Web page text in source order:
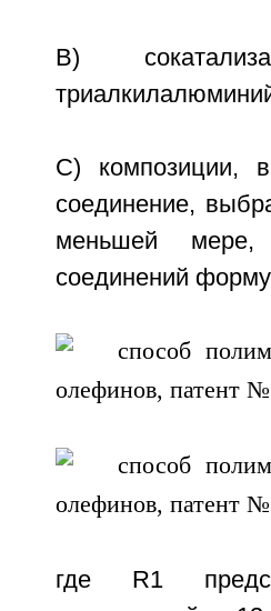
B)
C) композиции,
соединение,
меньшей мере,
соединений
где R1